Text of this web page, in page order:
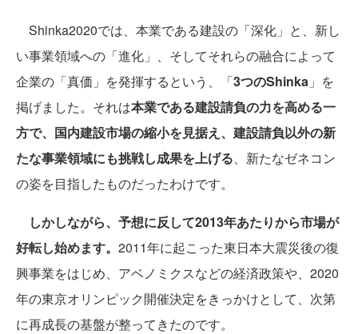
Shinka2020では、本業である建設の「深化」と、新し
い事業領域への「進化」、そしてそれらの融合によって
企業の「真価」を発揮するという、「3つのShinka 」を
掲げました。それは本業である建設請負の力を高める一
方で、国内建設市場の縮小を見据え、建設請負以外の新
たな事業領域にも挑戦し成果を上げる、新たなゼネコン
の姿を目指したものだったわけです。
しかしながら、予想に反して2013年あたりから市場が
好転し始めます。 2011年に起こった東日本大震災後の復
興事業をはじめ、アベノミクスなどの経済政策や、2020
年の東京オリンピック開催決定をきっかけとして、次第
に再成長の基盤が整ってきたのです。